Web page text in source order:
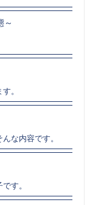
～
。
な内容です。
す。